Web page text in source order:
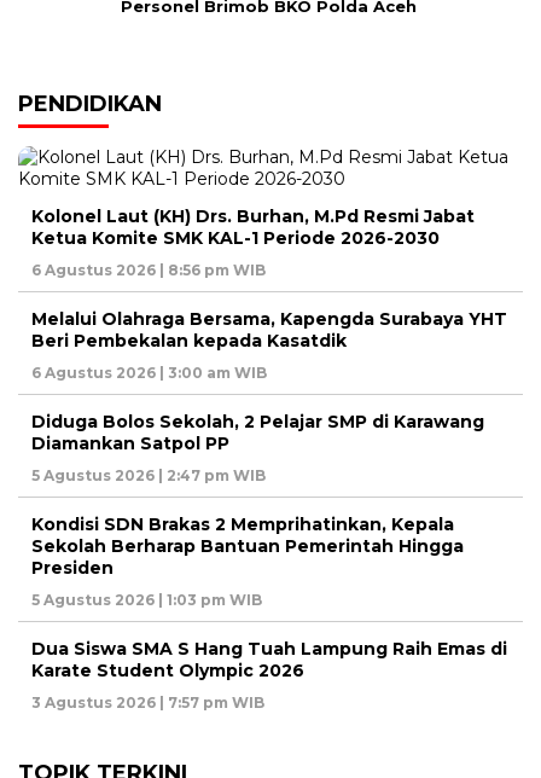
Personel Brimob BKO Polda Aceh
PENDIDIKAN
Kolonel Laut (KH) Drs. Burhan, M.Pd Resmi Jabat
Ketua Komite SMK KAL-1 Periode 2026-2030
6 Agustus 2026 | 8:56 pm WIB
Melalui Olahraga Bersama, Kapengda Surabaya YHT
Beri Pembekalan kepada Kasatdik
6 Agustus 2026 | 3:00 am WIB
Diduga Bolos Sekolah, 2 Pelajar SMP di Karawang
Diamankan Satpol PP
5 Agustus 2026 | 2:47 pm WIB
Kondisi SDN Brakas 2 Memprihatinkan, Kepala
Sekolah Berharap Bantuan Pemerintah Hingga
Presiden
5 Agustus 2026 | 1:03 pm WIB
Dua Siswa SMA S Hang Tuah Lampung Raih Emas di
Karate Student Olympic 2026
3 Agustus 2026 | 7:57 pm WIB